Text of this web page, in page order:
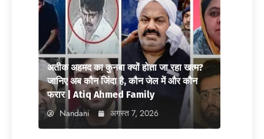
अतीक अहमद का कुनबा क्यों होता जा रहा खत्म?
जानिए अब कौन जिंदा है, कौन जेल में और कौन
फरार | Atiq Ahmed Family
Nandani अगस्त 7, 2026